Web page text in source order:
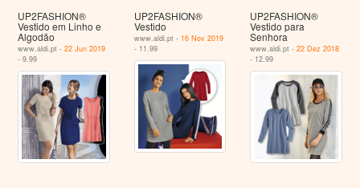
UP2FASHION®
Vestido em Linho e
Algodão
www.aldi.pt -22 Jun 2019
- 9.99
UP2FASHION®
Vestido
www.aldi.pt - 16 Nov 2019
- 11.99
UP2FASHION®
Vestido para
Senhora
www.aldi.pt -22 Dez 2018
- 12.99